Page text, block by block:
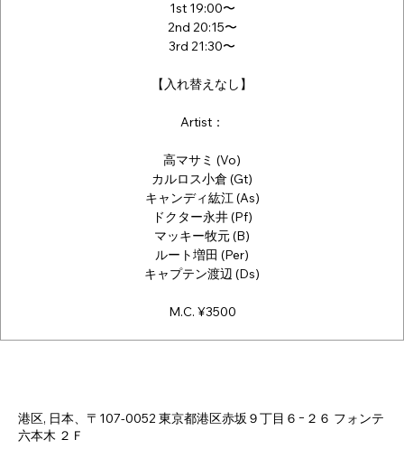
1st 19:00〜
2nd 20:15〜
3rd 21:30〜
【入れ替えなし】
Artist：
高マサミ (Vo)
カルロス小倉 (Gt)
キャンディ紘江 (As)
ドクター永井 (Pf)
マッキー牧元 (B)
ルート増田 (Per)
キャプテン渡辺 (Ds)
M.C. ¥3500
港区, 日本、〒107-0052 東京都港区赤坂９丁目６−２６ フォンテ
六本木 ２Ｆ